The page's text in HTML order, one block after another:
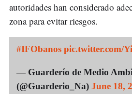
autoridades han considerado
zona para evitar riesgos.
#IFObanos pic.twitter.com/
— Guarderío de Medio
(@Guarderio_Na) June 18,